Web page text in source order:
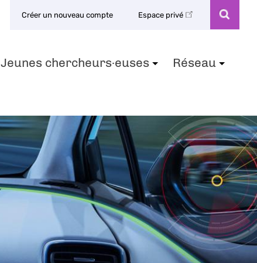
Créer un nouveau compte Espace privé
Jeunes chercheurs·euses Réseau